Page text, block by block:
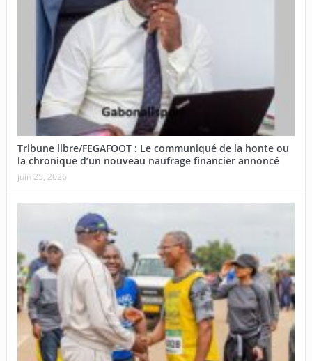
Tribune libre/FEGAFOOT : Le communiqué de la honte ou
la chronique d’un nouveau naufrage financier annoncé
juin 25, 2026